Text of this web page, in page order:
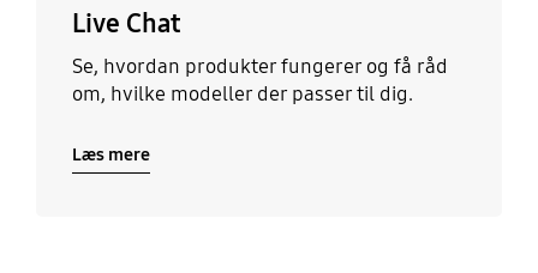
Live Chat
Se, hvordan produkter fungerer og få råd
om, hvilke modeller der passer til dig.
Læs mere